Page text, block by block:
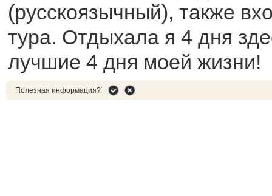
(русскоязычный), также
тура. Отдыхала я 4 дня
лучшие 4 дня моей жизни!
Полезная информация?